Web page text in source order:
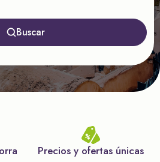
Buscar
Precios y ofertas únicas